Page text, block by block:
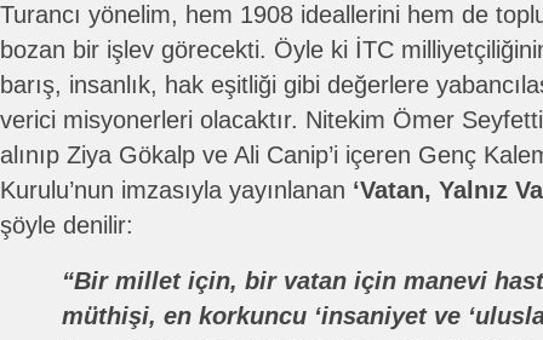
Turancı yönelim, hem 1908 ideallerini hem de
bozan bir işlev görecekti. Öyle ki İTC
barış, insanlık, hak eşitliği gibi değerlere
verici misyonerleri olacaktır. Nitekim Ömer
alınıp Ziya Gökalp ve Ali Canip’i içeren Genç
Kurulu’nun imzasıyla yayınlanan ‘Vatan, Yalnız
şöyle denilir:
“Bir millet için, bir vatan için manevi
müthişi, en korkuncu ‘insaniyet ve